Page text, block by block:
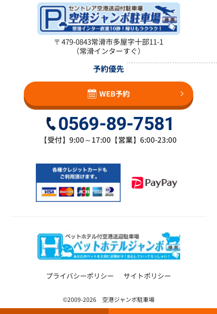
〒479-0843常滑市多屋字十部11-1
（常滑インターすぐ）
予約優先
WEB予約
0569-89-7581
【受付】9:00～17:00【営業】6:00-23:00
プライバシーポリシー サイトポリシー
©2009-2026 空港ジャンボ駐車場